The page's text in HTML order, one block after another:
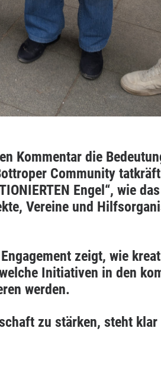
Kommentar die
Community
Engel“, wie
Vereine und
zeigt, wie
Initiativen in den
werden.
zu stärken, steht